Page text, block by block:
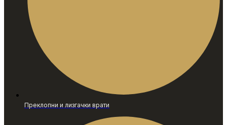
Преклопни и лизгачки врати